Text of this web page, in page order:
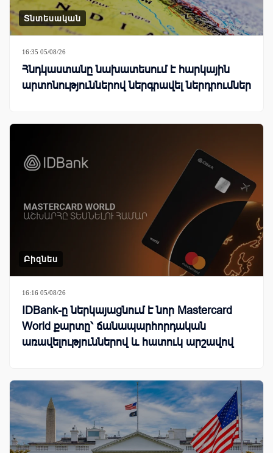
Տնտեսական
16:35 05/08/26
Հնդկաստանը նախատեսում է հարկային
արտոնություններով ներգրավել ներդրումներ
Բիզնես
16:16 05/08/26
IDBank-ը ներկայացնում է նոր Mastercard
World քարտը՝ ճանապարհորդական
առավելություններով և հատուկ արշավով